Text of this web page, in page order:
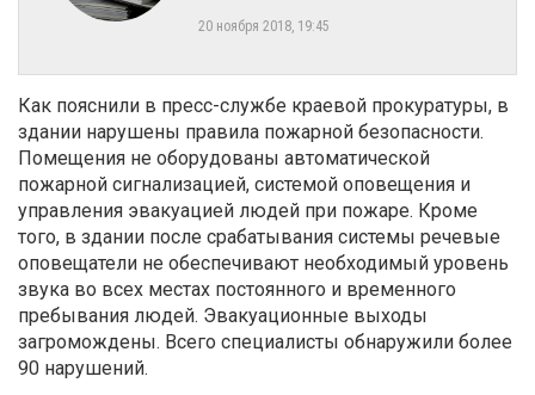
20 ноября 2018, 19:45
Как пояснили в пресс-службе краевой прокуратуры, в
здании нарушены правила пожарной безопасности.
Помещения не оборудованы автоматической
пожарной сигнализацией, системой оповещения и
управления эвакуацией людей при пожаре. Кроме
того, в здании после срабатывания системы речевые
оповещатели не обеспечивают необходимый уровень
звука во всех местах постоянного и временного
пребывания людей. Эвакуационные выходы
загромождены. Всего специалисты обнаружили более
90 нарушений.